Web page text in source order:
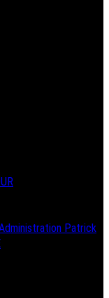
Patrick